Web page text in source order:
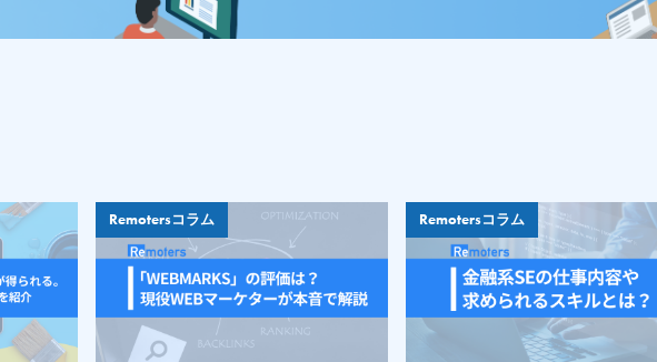
Remotersコラム Remotersコラム